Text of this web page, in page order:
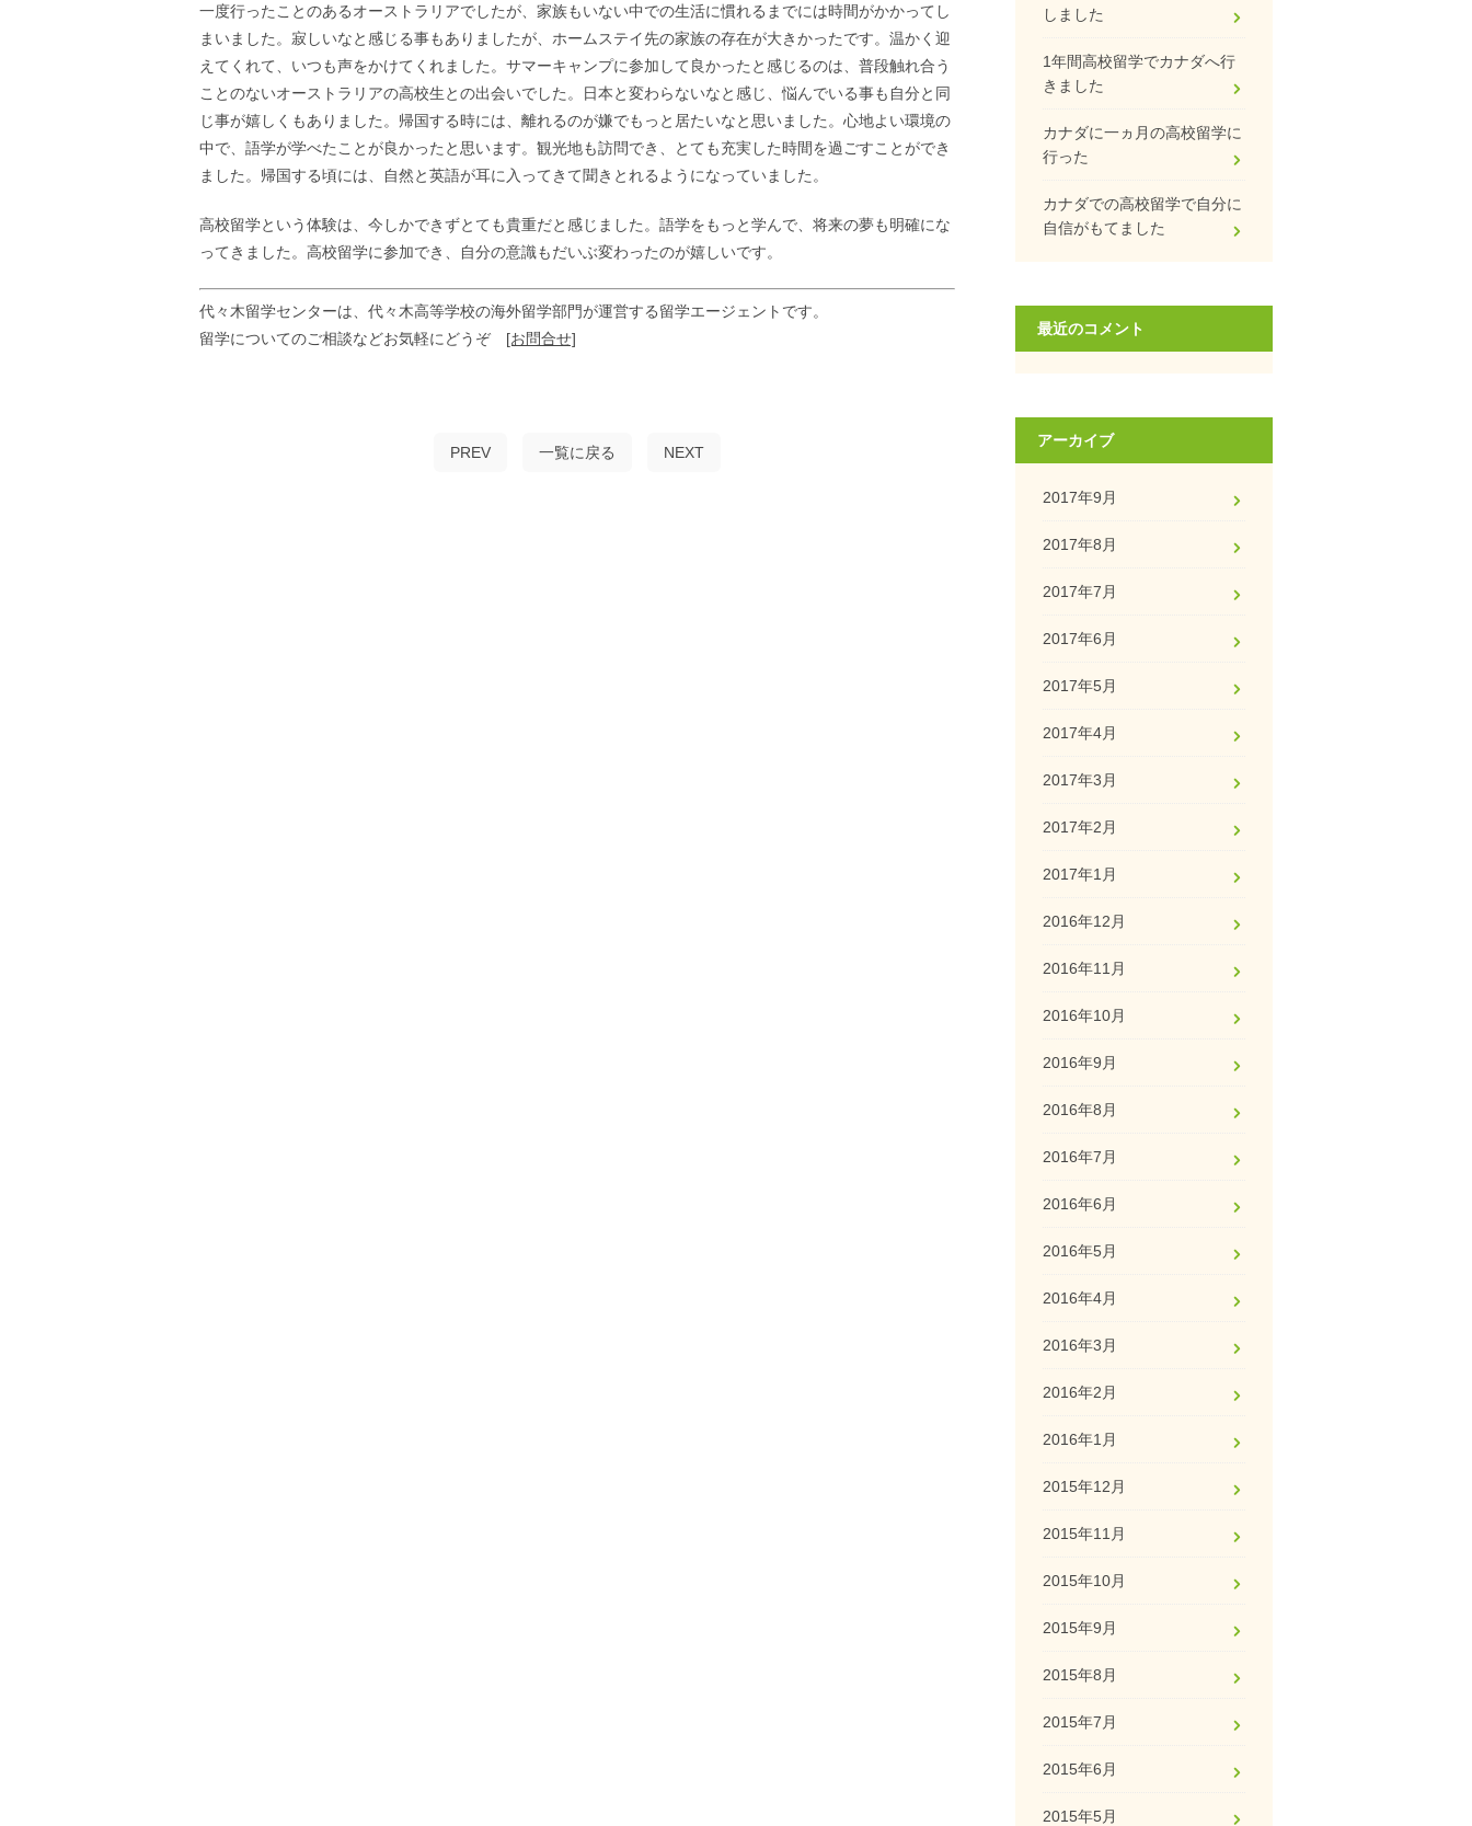
一度行ったことのあるオーストラリアでしたが、家族もいない中での生活に慣れるまでには時間がかかってし
まいました。寂しいなと感じる事もありましたが、ホームステイ先の家族の存在が大きかったです。温かく迎
えてくれて、いつも声をかけてくれました。サマーキャンプに参加して良かったと感じるのは、普段触れ合う
ことのないオーストラリアの高校生との出会いでした。日本と変わらないなと感じ、悩んでいる事も自分と同
じ事が嬉しくもありました。帰国する時には、離れるのが嫌でもっと居たいなと思いました。心地よい環境の
中で、語学が学べたことが良かったと思います。観光地も訪問でき、とても充実した時間を過ごすことができ
ました。帰国する頃には、自然と英語が耳に入ってきて聞きとれるようになっていました。
高校留学という体験は、今しかできずとても貴重だと感じました。語学をもっと学んで、将来の夢も明確にな
ってきました。高校留学に参加でき、自分の意識もだいぶ変わったのが嬉しいです。
代々木留学センターは、代々木高等学校の海外留学部門が運営する留学エージェントです。
留学についてのご相談などお気軽にどうぞ [お問合せ]
PREV 一覧に戻る NEXT
しました
1年間高校留学でカナダへ行
きました
カナダに一ヵ月の高校留学に
行った
カナダでの高校留学で自分に
自信がもてました
最近のコメント
アーカイブ
2017年9月
2017年8月
2017年7月
2017年6月
2017年5月
2017年4月
2017年3月
2017年2月
2017年1月
2016年12月
2016年11月
2016年10月
2016年9月
2016年8月
2016年7月
2016年6月
2016年5月
2016年4月
2016年3月
2016年2月
2016年1月
2015年12月
2015年11月
2015年10月
2015年9月
2015年8月
2015年7月
2015年6月
2015年5月